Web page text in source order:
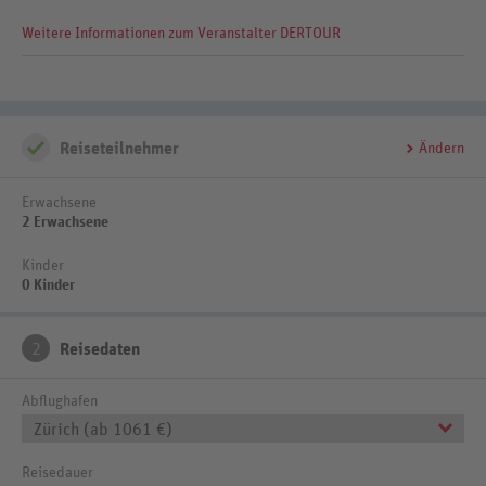
Hauswein, Cocktails, 11-22 Uhr), täglich Wasser auf dem Zimmer
Weitere Informationen zum Veranstalter DERTOUR
Reiseteilnehmer Ändern
Erwachsene
2 Erwachsene
Kinder
0 Kinder
2 Reisedaten
Abflughafen
Zürich (ab 1061 €)
Reisedauer